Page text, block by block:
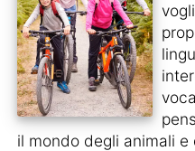
il mondo degli animali